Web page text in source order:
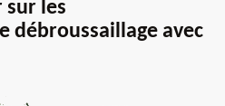
sur les
débroussaillage avec